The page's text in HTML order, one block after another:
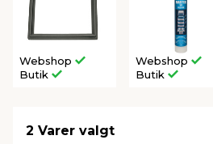
Webshop
Butik
Webshop
Butik
2 Varer valgt